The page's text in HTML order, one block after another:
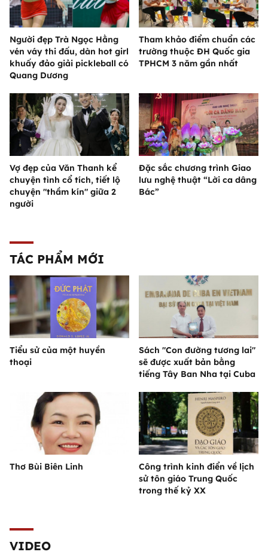
Người đẹp Trà Ngọc Hằng
vén váy thi đấu, dàn hot girl
khuấy đảo giải pickleball có
Quang Dương
Tham khảo điểm chuẩn các
trường thuộc ĐH Quốc gia
TPHCM 3 năm gần nhất
Vợ đẹp của Văn Thanh kể
chuyện tình cổ tích, tiết lộ
chuyện "thầm kín" giữa 2
người
Đặc sắc chương trình Giao
lưu nghệ thuật “Lời ca dâng
Bác”
TÁC PHẨM MỚI
Tiểu sử của một huyền
thoại
Sách "Con đường tương lai"
sẽ được xuất bản bằng
tiếng Tây Ban Nha tại Cuba
Thơ Bùi Biên Linh
Công trình kinh điển về lịch
sử tôn giáo Trung Quốc
trong thế kỷ XX
VIDEO